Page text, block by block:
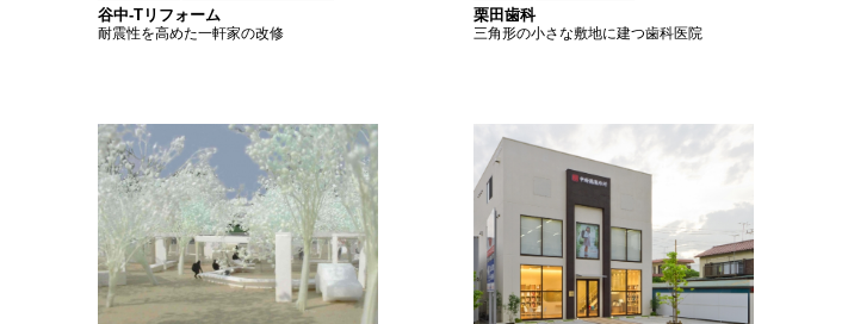
谷中-Tリフォーム
耐震性を高めた一軒家の改修
栗田歯科
三角形の小さな敷地に建つ歯科医院